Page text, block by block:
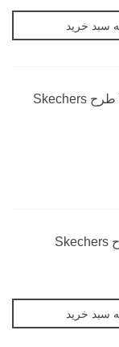
سبد خرید
سبد خرید